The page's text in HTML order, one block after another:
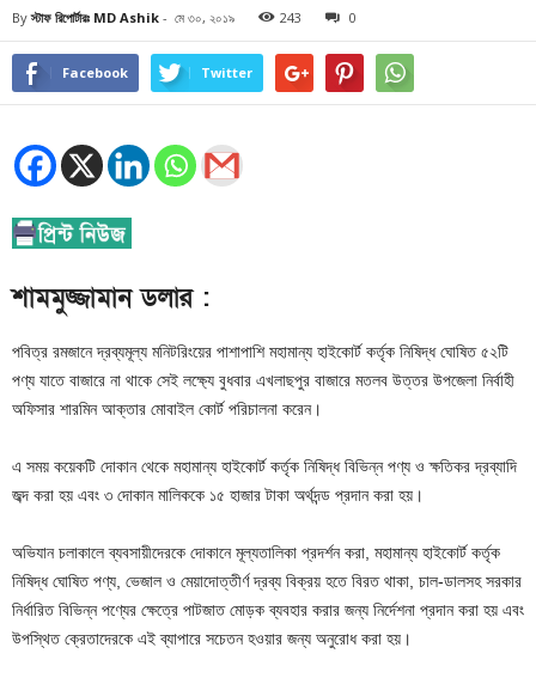
By স্টাফ রিপোর্টারঃ MD Ashik - মে ৩০, ২০১৯ 243 0
Facebook Twitter
শামমুজ্জামান ডলার :
পবিত্র রমজানে দ্রব্যমূল্য মনিটরিংয়ের পাশাপাশি মহামান্য হাইকোর্ট কর্তৃক নিষিদ্ধ ঘোষিত ৫২টি
পণ্য যাতে বাজারে না থাকে সেই লক্ষ্যে বুধবার এখলাছপুর বাজারে মতলব উত্তর উপজেলা নির্বাহী
অফিসার শারমিন আক্তার মোবাইল কোর্ট পরিচালনা করেন।
এ সময় কয়েকটি দোকান থেকে মহামান্য হাইকোর্ট কর্তৃক নিষিদ্ধ বিভিন্ন পণ্য ও ক্ষতিকর দ্রব্যাদি
জব্দ করা হয় এবং ৩ দোকান মালিককে ১৫ হাজার টাকা অর্থদন্ড প্রদান করা হয়।
অভিযান চলাকালে ব্যবসায়ীদেরকে দোকানে মূল্যতালিকা প্রদর্শন করা, মহামান্য হাইকোর্ট কর্তৃক
নিষিদ্ধ ঘোষিত পণ্য, ভেজাল ও মেয়াদোত্তীর্ণ দ্রব্য বিক্রয় হতে বিরত থাকা, চাল-ডালসহ সরকার
নির্ধারিত বিভিন্ন পণ্যের ক্ষেত্রে পাটজাত মোড়ক ব্যবহার করার জন্য নির্দেশনা প্রদান করা হয় এবং
উপস্থিত ক্রেতাদেরকে এই ব্যাপারে সচেতন হওয়ার জন্য অনুরোধ করা হয়।